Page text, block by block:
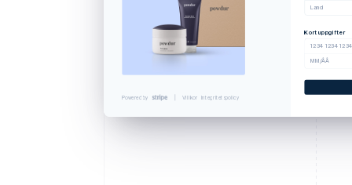
Powered by Villkor Integritetspolicy
Land
Kortuppgifter
1234 1234
MM/ÅÅ